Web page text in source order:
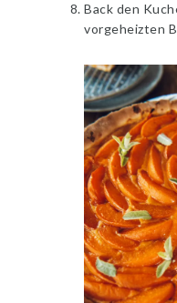
Back den
vorgeheizten